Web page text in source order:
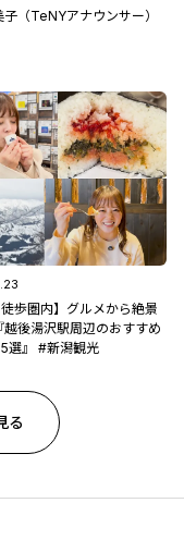
（TeNYアナウンサー）
徒歩圏内】グルメから絶景
後湯沢駅周辺のおすすめ
選』 #新潟観光
る